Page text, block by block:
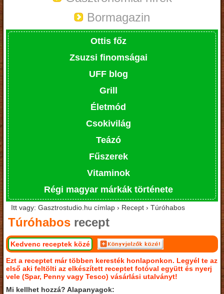
Bormagazin
Ottis főz
Zsuzsi finomságai
UFF blog
Grill
Életmód
Csokivilág
Teázó
Fűszerek
Vitaminok
Régi magyar márkák története
Itt vagy: Gasztrostudio.hu címlap › Recept › Túróhabos
Túróhabos recept
Kedvenc receptek közé
Ezt a receptet már többen keresték honlaponkon. Legyél te az
első aki feltölti az elkészített receptet fotóval együtt és nyerj
vele (Spar, Penny vagy Tesco) vásárlási utalványt!
Mi kellhet hozzá? Alapanyagok: